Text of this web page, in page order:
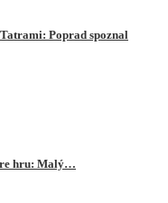
Poprad spoznal
hru: Malý…